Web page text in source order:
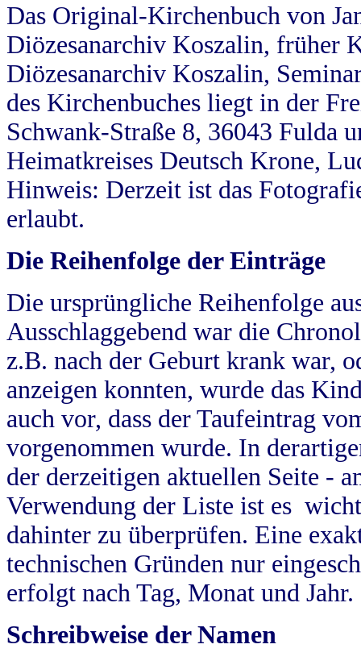
Das Original-Kirchenbuch von
Diözesanarchiv Koszalin, früher
Diözesanarchiv Koszalin,
des Kirchenbuches liegt in der
Schwank-Straße 8, 36043 Fulda
Heimatkreises Deutsch Krone,
Hinweis: Derzeit ist das
erlaubt.
Die Reihenfolge der Einträge
Die ursprüngliche Reihenfolge
Ausschlaggebend war die
z.B. nach der Geburt krank war,
anzeigen konnten, wurde das
auch vor, dass der Taufeintrag
vorgenommen wurde. In
der derzeitigen aktuellen Seite -
Verwendung der Liste ist es
dahinter zu überprüfen. Eine
technischen Gründen nur
erfolgt nach Tag, Monat und Jahr.
Schreibweise der Namen